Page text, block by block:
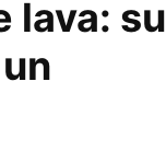
lava: su